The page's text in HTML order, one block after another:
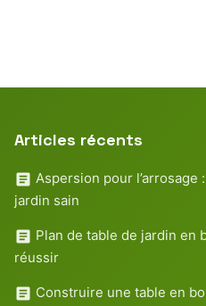
Articles récents
Aspersion pour
jardin sain
Plan de table de jardin en
réussir
Construire une table en